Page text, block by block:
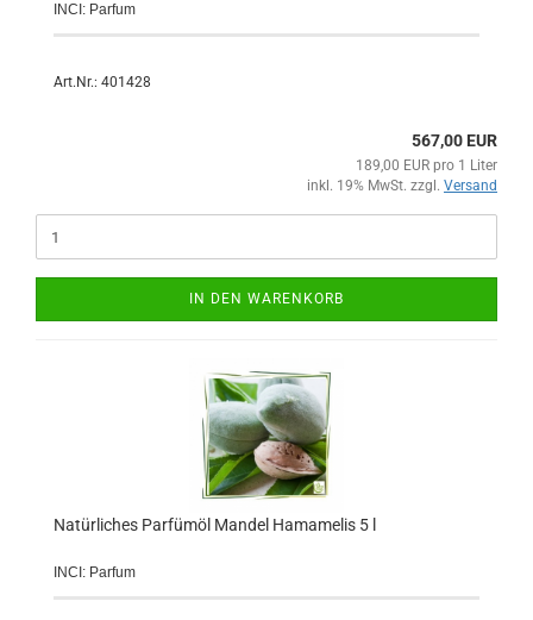
INCI: Parfum
Art.Nr.: 401428
567,00 EUR
189,00 EUR pro 1 Liter
inkl. 19% MwSt. zzgl. Versand
IN DEN WARENKORB
Natürliches Parfümöl Mandel Hamamelis 5 l
INCI: Parfum